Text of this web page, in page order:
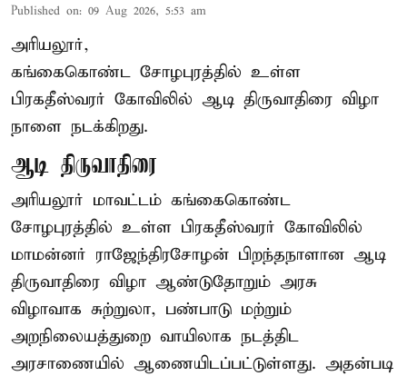
Published on: 09 Aug 2026, 5:53 am
அரியலூர்,
கங்கைகொண்ட சோழபுரத்தில் உள்ள
பிரகதீஸ்வரர் கோவிலில் ஆடி திருவாதிரை விழா
நாளை நடக்கிறது.
ஆடி திருவாதிரை
அரியலூர் மாவட்டம் கங்கைகொண்ட
சோழபுரத்தில் உள்ள பிரகதீஸ்வரர் கோவிலில்
மாமன்னர் ராஜேந்திரசோழன் பிறந்தநாளான ஆடி
திருவாதிரை விழா ஆண்டுதோறும் அரசு
விழாவாக சுற்றுலா, பண்பாடு மற்றும்
அறநிலையத்துறை வாயிலாக நடத்திட
அரசாணையில் ஆணையிடப்பட்டுள்ளது. அதன்படி